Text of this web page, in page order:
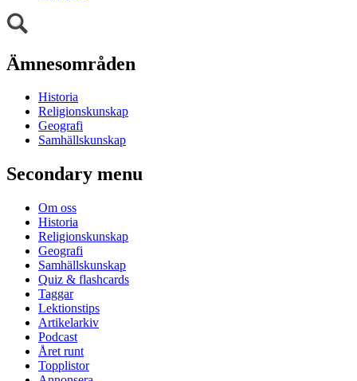
Ämnesområden
Historia
Religionskunskap
Geografi
Samhällskunskap
Secondary menu
Om oss
Historia
Religionskunskap
Geografi
Samhällskunskap
Quiz & flashcards
Taggar
Lektionstips
Artikelarkiv
Podcast
Året runt
Topplistor